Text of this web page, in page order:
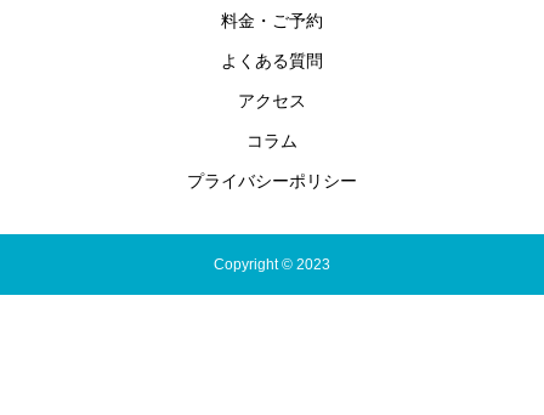
料金・ご予約
よくある質問
アクセス
コラム
プライバシーポリシー
Copyright © 2023